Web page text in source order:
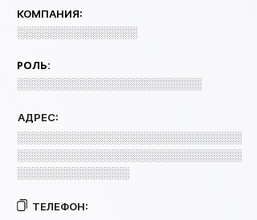
КОМПАНИЯ:
░░░░░░░░░░░░░░░
РОЛЬ:
░░░░░░░░░░░░░░░░░░░░░░░
АДРЕС:
░░░░░░░░░░░░░░░░░░░░░░░░░░░░
░░░░░░░░░░░░░░░░░░░░░░░░░░░░
░░░░░░░░░░░░░░
ТЕЛЕФОН: